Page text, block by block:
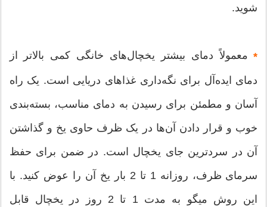
شوید.
*معمولاً دمای بیشتر یخچال‌های خانگی کمی بالاتر از
دمای ایده‌آل برای نگه‌داری غذاهای دریایی است. یک راه
آسان و مطمئن برای رسیدن به دمای مناسب، بسته‌بندی
خوب و قرار دادن آن‌ها در یک ظرف حاوی یخ و گذاشتن
آن در سردترین جای یخچال است. در ضمن برای حفظ
سرمای ظرف، روزانه 1 تا 2 بار یخ آن را عوض کنید. با
این روش میگو به مدت 1 تا 2 روز در یخچال قابل